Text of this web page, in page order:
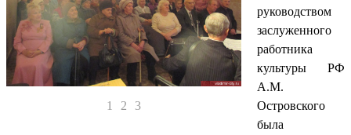
1 2 3
руководством
заслуженного
работника
культуры РФ
А.М.
Островского
была